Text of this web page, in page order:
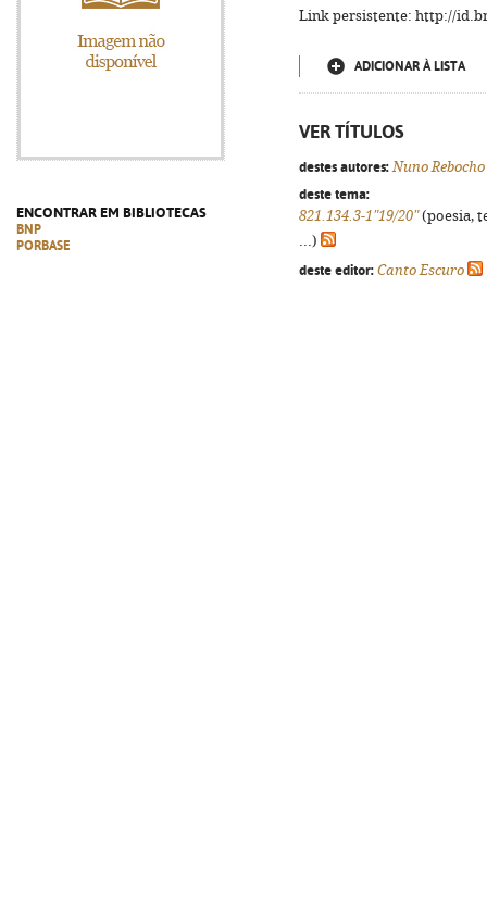
ENCONTRAR EM BIBLIOTECAS
BNP
PORBASE
Link persistente: http://
ADICIONAR À LISTA
VER TÍTULOS
destes autores: Nuno Rebocho
deste tema:
821.134.3-1"19/20"(poesia,
...)
deste editor: Canto Escuro